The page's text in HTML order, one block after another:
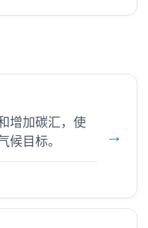
增加碳汇，使
候目标。